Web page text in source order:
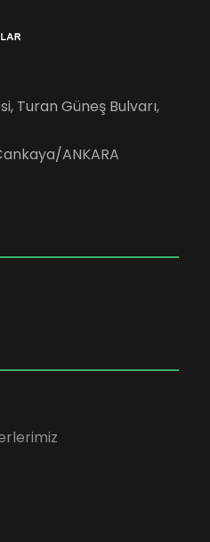
Turan Güneş Bulvarı,
ANKARA